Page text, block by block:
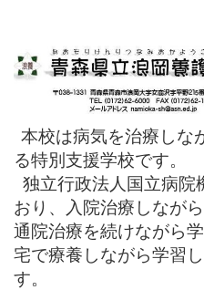
本校は病気を治療しな
る特別支援学校です。
独立行政法人国立病院
おり、入院治療しなが
通院治療を続けながら
宅で療養しながら学習
す。